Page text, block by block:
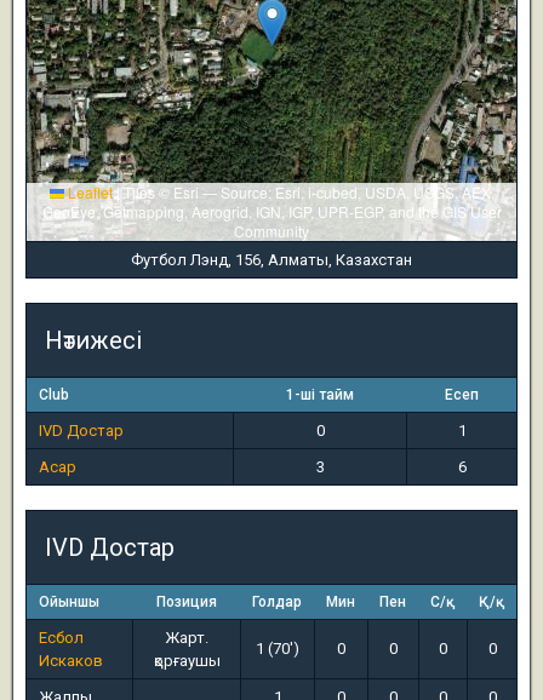
Leaflet|Tiles © Esri — Source: Esri, i-cubed, USDA, USGS, AEX,
GeoEye, Getmapping, Aerogrid, IGN, IGP, UPR-EGP, and the GIS User
Community
Футбол Лэнд, 156, Алматы, Казахстан
Нәтижесі
Club 1-ші тайм Есеп
IVD Достар 0
1
Асар
3 6
IVD Достар
Ойыншы Позиция Голдар Мин Пен С/қ Қ/қ
Есбол
Искаков
Жарт.
қорғаушы
1 (70') 0 0 0 0